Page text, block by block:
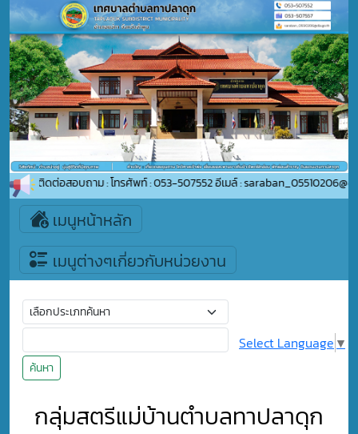
ติดต่อสอบถาม : โทรศัพท์ : 053-507552 อีเมล์ :
เมนูหน้าหลัก
เมนูต่างๆเกี่ยวกับหน่วยงาน
ค้นหา
Select Language ▼
กลุ่มสตรีแม่บ้านตำบลทาปลาดุก